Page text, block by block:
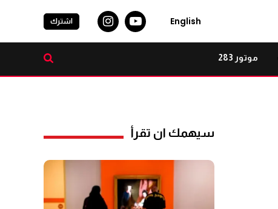
English اشترك
موتور 283
سيهمك ان تقرأ